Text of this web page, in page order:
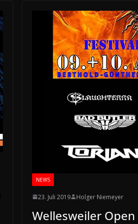
NEWS
23. Juli 2019 Holger Niemeyer
Wellesweiler